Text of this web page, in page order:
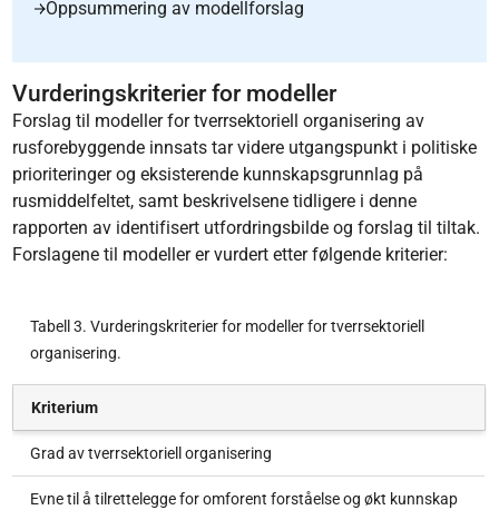
Oppsummering av modellforslag
Vurderingskriterier for modeller
Forslag til modeller for tverrsektoriell organisering av
rusforebyggende innsats tar videre utgangspunkt i politiske
prioriteringer og eksisterende kunnskapsgrunnlag på
rusmiddelfeltet, samt beskrivelsene tidligere i denne
rapporten av identifisert utfordringsbilde og forslag til tiltak.
Forslagene til modeller er vurdert etter følgende kriterier:
Tabell 3. Vurderingskriterier for modeller for tverrsektoriell
organisering.
Kriterium
Grad av tverrsektoriell organisering
Evne til å tilrettelegge for omforent forståelse og økt kunnskap